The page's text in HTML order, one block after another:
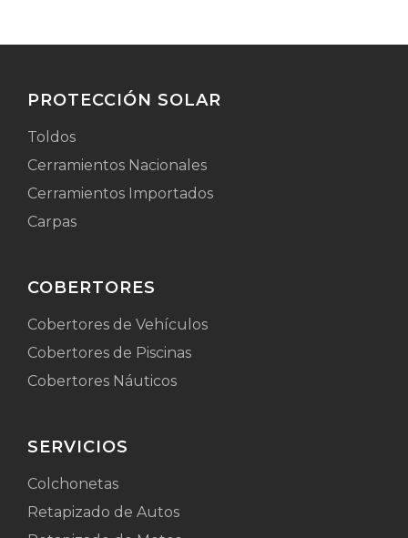
PROTECCIÓN SOLAR
Toldos
Cerramientos Nacionales
Cerramientos Importados
Carpas
COBERTORES
Cobertores de Vehículos
Cobertores de Piscinas
Cobertores Náuticos
SERVICIOS
Colchonetas
Retapizado de Autos